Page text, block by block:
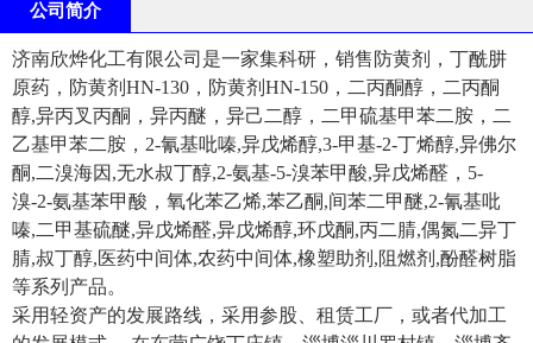
公司简介
济南欣烨化工有限公司是一家集科研，销售防黄剂，丁酰肼
原药，防黄剂HN-130，防黄剂HN-150，二丙酮醇，二丙酮
醇,异丙叉丙酮，异丙醚，异己二醇，二甲硫基甲苯二胺，二
乙基甲苯二胺，2-氰基吡嗪,异戊烯醇,3-甲基-2-丁烯醇,异佛尔
酮,二溴海因,无水叔丁醇,2-氨基-5-溴苯甲酸,异戊烯醛，5-
溴-2-氨基苯甲酸，氧化苯乙烯,苯乙酮,间苯二甲醚,2-氰基吡
嗪,二甲基硫醚,异戊烯醛,异戊烯醇,环戊酮,丙二腈,偶氮二异丁
腈,叔丁醇,医药中间体,农药中间体,橡塑助剂,阻燃剂,酚醛树脂
等系列产品。
采用轻资产的发展路线，采用参股、租赁工厂，或者代加工